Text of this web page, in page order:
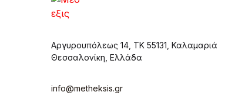
Αργυρουπόλεως 14, ΤΚ 55131, Καλαμαριά
Θεσσαλονίκη, Ελλάδα
info@metheksis.gr